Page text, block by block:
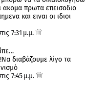
ακομα πρωτα επεισοδιο
και ειναι οι ιδιοι
7:31 μ.μ.
διαβάζουμε λίγο τα
7:45 μ.μ.